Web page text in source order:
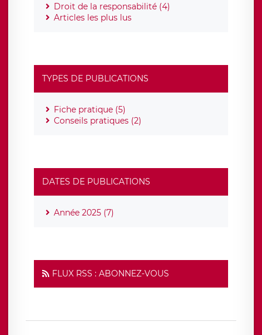
Droit de la responsabilité (4)
Articles les plus lus
TYPES DE PUBLICATIONS
Fiche pratique (5)
Conseils pratiques (2)
DATES DE PUBLICATIONS
Année 2025 (7)
FLUX RSS : ABONNEZ-VOUS